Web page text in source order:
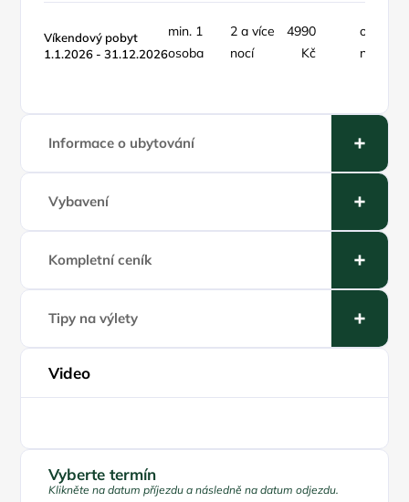
Víkendový pobyt
1.1.2026 - 31.12.2026
min. 1
osoba
2 a více
nocí
4990
Kč
objekt /
noc
Informace o ubytování
Vybavení
Kompletní ceník
Tipy na výlety
Video
Vyberte termín
Klikněte na datum příjezdu a následně na datum odjezdu.